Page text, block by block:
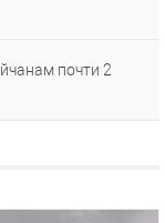
почти 2